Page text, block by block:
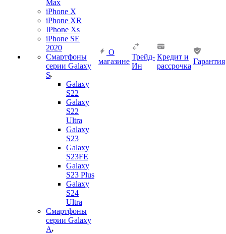
Max
iPhone X
iPhone XR
IPhone Xs
iPhone SE
2020
Смартфоны
серии Galaxy
S
Galaxy
S22
Galaxy
S22
Ultra
Galaxy
S23
Galaxy
S23FE
Galaxy
S23 Plus
Galaxy
S24
Ultra
Смартфоны
серии Galaxy
A
О
магазине
Трейд-
Ин
Кредит и
рассрочка
Гарантия